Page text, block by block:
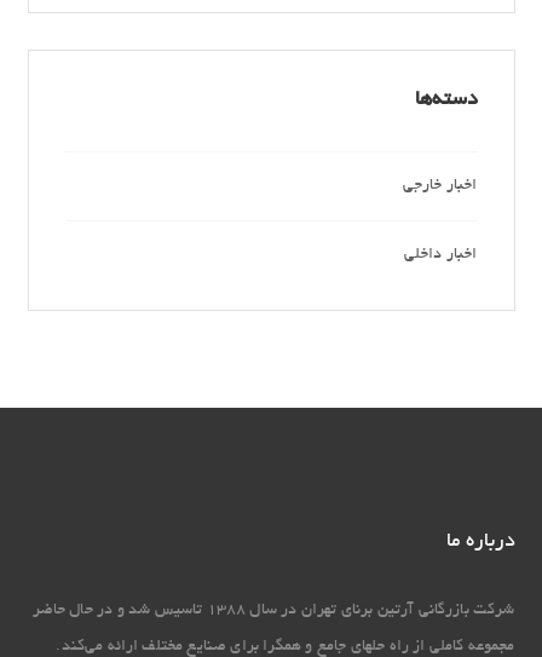
دسته‌ها
اخبار خارجی
اخبار داخلی
درباره ما
شرکت بازرگانی آرتین برنای تهران در سال 1388 تاسیس شد و در حال حاضر
مجموعه کاملی از راه حل‏های جامع و همگرا برای صنایع مختلف ارائه می‏‌کند.